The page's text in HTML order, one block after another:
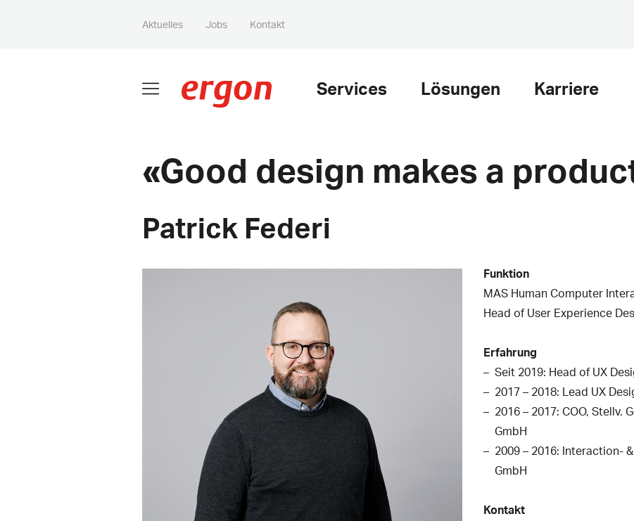
Aktuelles Jobs Kontakt
Services Lösungen Karriere
Good design makes a
Patrick Federi
Funktion
MAS Human Computer
Head of User Experience
Erfahrung
Seit 2019: Head of UX
2017 – 2018: Lead UX
2016 – 2017: COO, Stellv.
GmbH
2009 – 2016: Interaction-
GmbH
Kontakt